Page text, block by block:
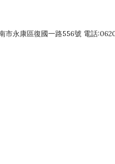
市永康區復國一路556號 電話